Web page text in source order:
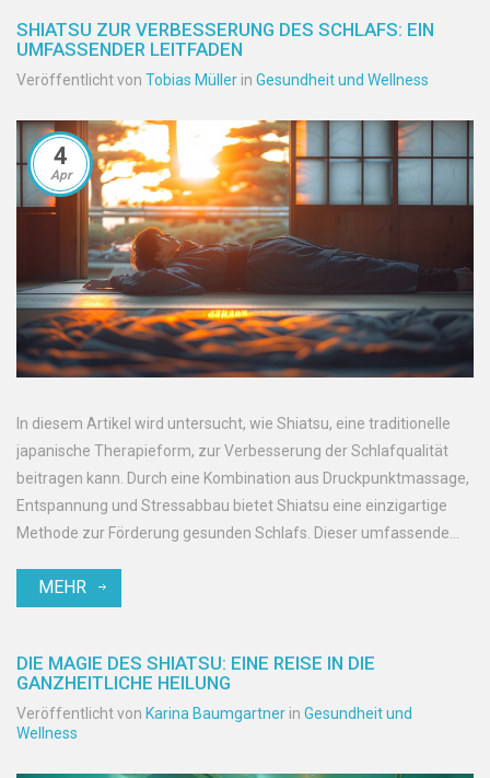
SHIATSU ZUR VERBESSERUNG DES SCHLAFS: EIN
UMFASSENDER LEITFADEN
Veröffentlicht von Tobias Müller in Gesundheit und Wellness
4
Apr
In diesem Artikel wird untersucht, wie Shiatsu, eine traditionelle
japanische Therapieform, zur Verbesserung der Schlafqualität
beitragen kann. Durch eine Kombination aus Druckpunktmassage,
Entspannung und Stressabbau bietet Shiatsu eine einzigartige
Methode zur Förderung gesunden Schlafs. Dieser umfassende
Hintergrundinformationen zur Integration von Shiatsu in die
MEHR
DIE MAGIE DES SHIATSU: EINE REISE IN DIE
GANZHEITLICHE HEILUNG
Veröffentlicht von Karina Baumgartner in Gesundheit und
Wellness